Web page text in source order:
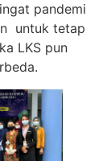
pandemi
untuk tetap
LKS pun